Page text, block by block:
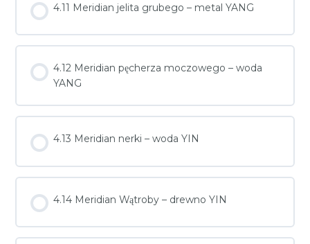
4.11 Meridian jelita grubego – metal YANG
4.12 Meridian pęcherza moczowego – woda
YANG
4.13 Meridian nerki – woda YIN
4.14 Meridian Wątroby – drewno YIN